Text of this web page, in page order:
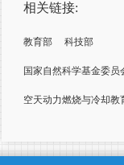
相关链接:
教育部 科技部
国家自然科学基金委员
空天动力燃烧与冷却教